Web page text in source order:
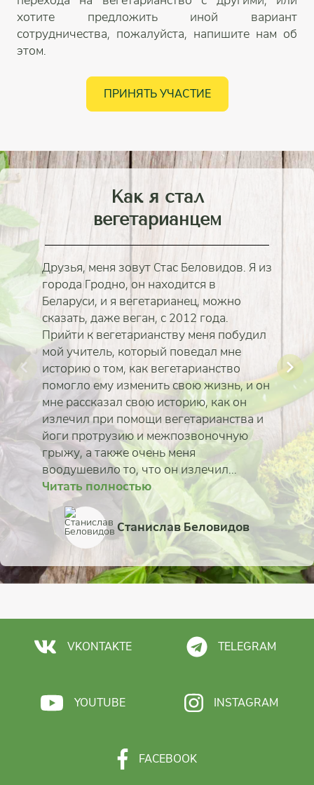
хотите предложить иной вариант
сотрудничества, пожалуйста, напишите нам об
этом.
ПРИНЯТЬ УЧАСТИЕ
Как я стал
вегетарианцем
Друзья, меня зовут Стас Беловидов. Я из
города Гродно, он находится в
Беларуси, и я вегетарианец, можно
сказать, даже веган, с 2012 года.
Прийти к вегетарианству меня побудил
мой учитель, который поведал мне
историю о том, как вегетарианство
помогло ему изменить свою жизнь, и он
мне рассказал свою историю, как он
излечил при помощи вегетарианства и
йоги протрузию и межпозвоночную
грыжу, а также очень меня
воодушевило то, что он излечил...
Читать полностью
Станислав Беловидов
Читать полностью
Регина Чудина
Читать полностью
Екатерина Короткая
Читать полностью
Светлана
Читать полностью
Елена Шомполова
Читать полностью
Евгений Дынько
Читать полностью
Наталья Свиридова
Читать полностью
Анастасия Башук
VKONTAKTE TELEGRAM
YOUTUBE INSTAGRAM
FACEBOOK